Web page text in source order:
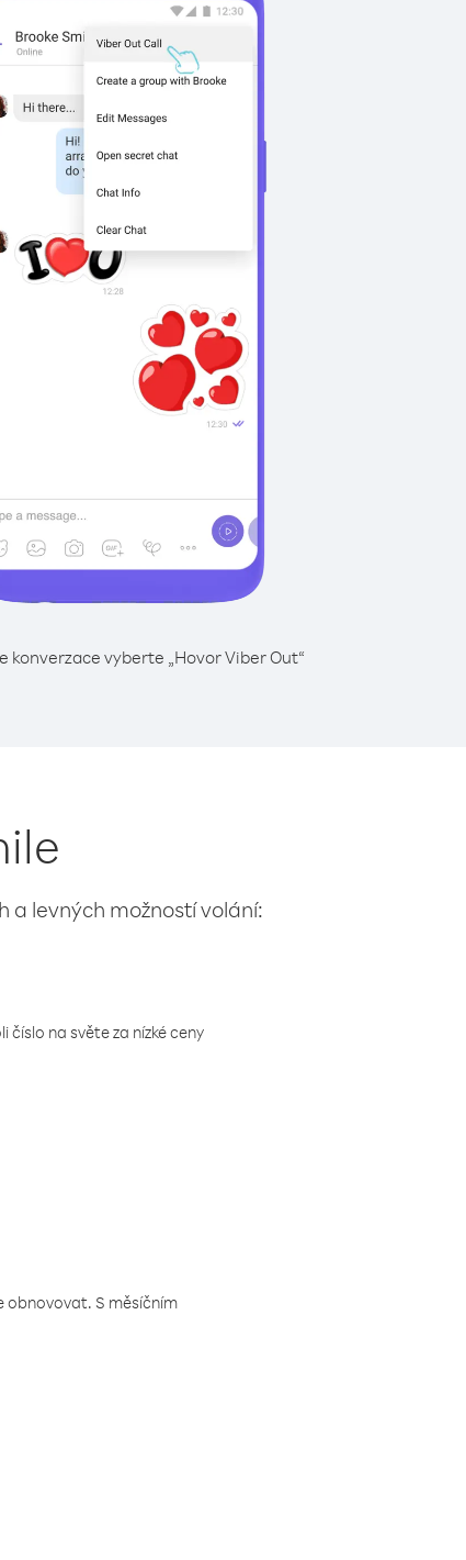
konverzace vyberte „Hovor Viber Out“
a levných možností volání:
na světe za nízké ceny
obnovovat. S měsíčním